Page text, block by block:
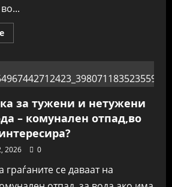
Read
more
Македонци
заминуваат
на
сезонска
работа
во
странство
–
агенциите
со
обем
на
превоз
за тужени и нетужени
– комунален отпад,во
2026 0
се даваат на